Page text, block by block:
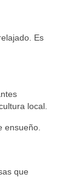
Es
local.
ensueño.
que